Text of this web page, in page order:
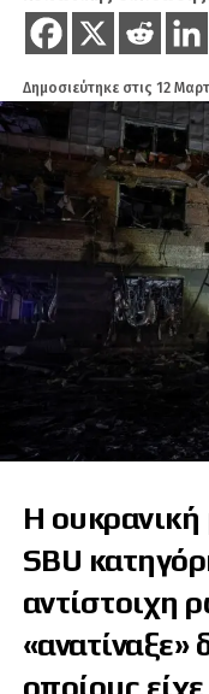
Δημοσιεύτηκε στις 12
Η
SBU
αντίστοιχη
οποίους